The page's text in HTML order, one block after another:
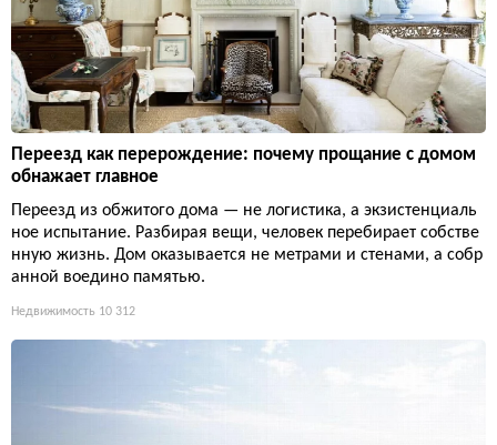
Переезд как перерождение: почему прощание с домом
обнажает главное
Переезд из обжитого дома — не логистика, а экзистенциаль
ное испытание. Разбирая вещи, человек перебирает собстве
нную жизнь. Дом оказывается не метрами и стенами, а собр
анной воедино памятью.
Недвижимость 10 312